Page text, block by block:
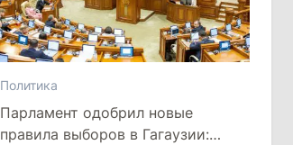
Политика
Парламент одобрил новые
правила выборов в Гагаузии: